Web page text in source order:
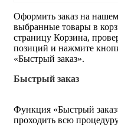
Оформить заказ на
выбранные товары в
страницу Корзина,
позиций и нажмите
«Быстрый заказ».
Быстрый заказ
Функция «Быстрый
проходить всю